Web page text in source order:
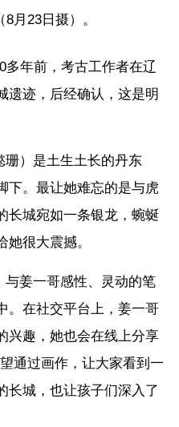
23日摄）。
年前，考古工作者在辽
遗迹，后经确认，这是明
）是土生土长的丹东
下。最让她难忘的是与虎
长城宛如一条银龙，蜿蜒
很大震撼。
姜一哥感性、灵动的笔
。在社交平台上，姜一哥
兴趣，她也会在线上分享
通过画作，让大家看到一
长城，也让孩子们深入了